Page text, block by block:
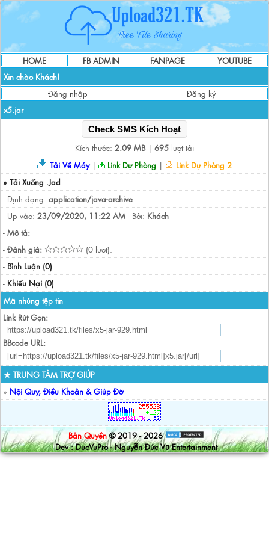
HOME FB ADMIN FANPAGE
YOUTUBE
Xin chào Khách!
Đăng nhập
Đăng ký
x5.jar
Check SMS Kích Hoạt
Kích thước: 2.09 MB| 695 lượt tải
Tải Về Máy| Link Dự Phòng |
Link Dự Phòng 2
» Tải Xuống .Jad
- Định dạng: application/java-archive
- Up vào: 23/09/2020, 11:22 AM - Bởi: Khách
- Mô tả:
- Đánh giá:
(0 lượt).
- Bình Luận (0).
- Khiếu Nại (0).
Mã nhúng tệp tin
Link Rút Gọn:
BBcode URL:
★ TRUNG TÂM TRỢ GIÚP
» Nội Quy, Điều Khoản & Giúp Đỡ
Bản Quyền © 2019 - 2026
Dev : DucVuPro - Nguyễn Đức Vũ Entertainment